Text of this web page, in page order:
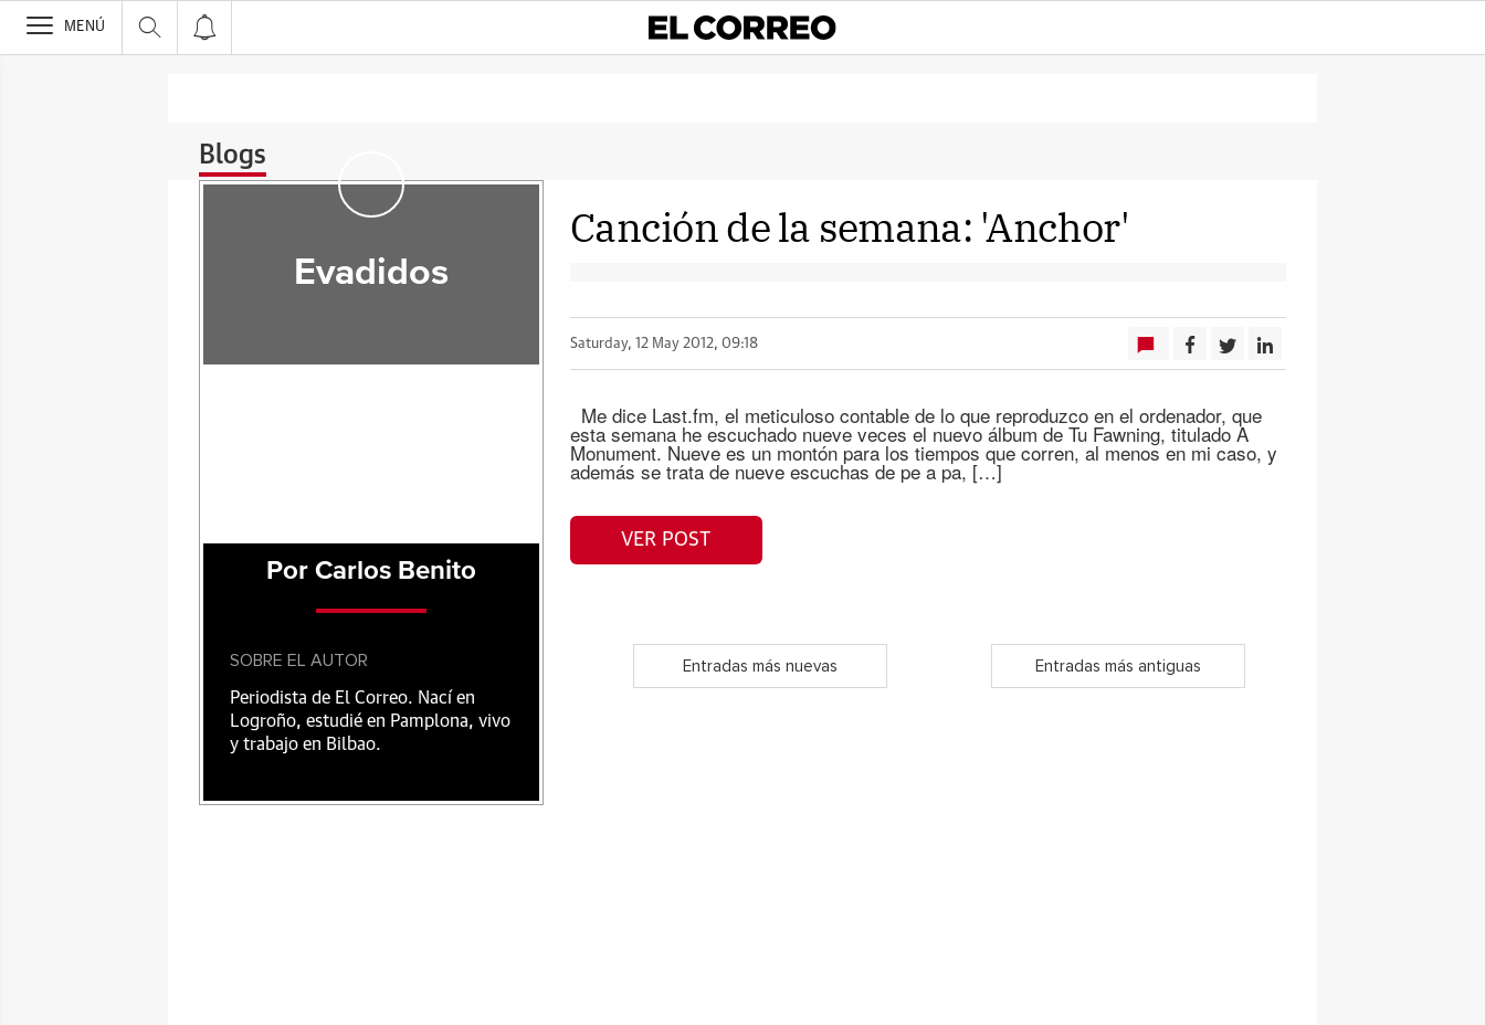
>
MENÚ
Blogs
Canción de la semana: 'Anchor'
Saturday, 12 May 2012, 09:18
Me dice Last.fm, el meticuloso contable de lo que reproduzco en el ordenador, que
esta semana he escuchado nueve veces el nuevo álbum de Tu Fawning, titulado A
Monument. Nueve es un montón para los tiempos que corren, al menos en mi caso, y
además se trata de nueve escuchas de pe a pa, […]
VER POST
Entradas más nuevas Entradas más antiguas
Evadidos
Por Carlos Benito
SOBRE EL AUTOR
Periodista de El Correo. Nací en
Logroño, estudié en Pamplona, vivo
y trabajo en Bilbao.